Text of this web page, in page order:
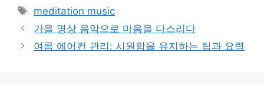
Tags
meditation music
가을 명상 음악으로 마음을 다스리다
여름 에어컨 관리: 시원함을 유지하는 팁과 요령